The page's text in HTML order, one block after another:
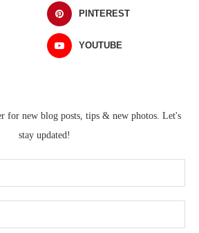
PINTEREST
YOUTUBE
for new blog posts, tips & new photos. Let's
stay updated!